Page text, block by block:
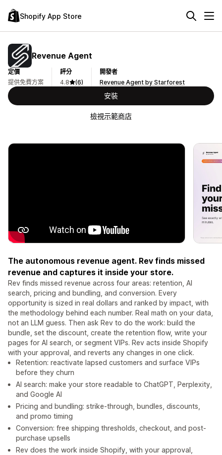
Shopify App Store
Revenue Agent
定價
提供免費方案
評分
4.8
(6)
開發者
Revenue Agent by Starforest
安裝
檢視示範商店
The autonomous revenue agent. Rev finds missed
revenue and captures it inside your store.
Rev finds missed revenue across four areas: retention, AI
search, pricing and bundling, and conversion. Every
opportunity is sized in real dollars and ranked by impact, with
the methodology behind each number. Real math on your data,
not an LLM guess. Then ask Rev to do the work: build the
bundle, set the discount, create the retention flow, write your
pages for AI search, or segment VIPs. Rev acts inside Shopify
with your approval, and reverts any changes in one click.
Retention: reactivate lapsed customers and surface VIPs
before they churn
AI search: make your store readable to ChatGPT, Perplexity,
and Google AI
Pricing and bundling: strike-through, bundles, discounts,
and promo timing
Conversion: free shipping thresholds, checkout, and post-
purchase upsells
Rev does the work inside Shopify, with your approval,